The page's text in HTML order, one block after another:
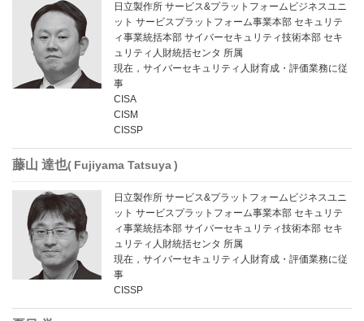
日立製作所 サービス&プラットフォームビジネスユニ
ット サービスプラットフォーム事業本部 セキュリテ
ィ事業統括本部 サイバーセキュリティ技術本部 セキ
ュリティ人財統括センタ 所属
現在，サイバーセキュリティ人財育成・評価業務に従
事
CISA
CISM
CISSP
藤山 達也 Fujiyama Tatsuya
日立製作所 サービス&プラットフォームビジネスユニ
ット サービスプラットフォーム事業本部 セキュリテ
ィ事業統括本部 サイバーセキュリティ技術本部 セキ
ュリティ人財統括センタ 所属
現在，サイバーセキュリティ人財育成・評価業務に従
事
CISSP